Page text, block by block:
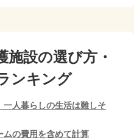
施設の選び方・
ンキング
人暮らしの生活は難しそ
ムの費用を含めて計算